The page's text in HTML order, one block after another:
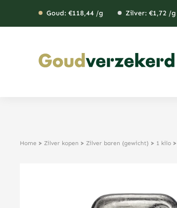
Goud: €118,44 /g Zilver: €1,72 /g
Home > Zilver kopen > Zilver baren (gewicht) > 1 kilo >